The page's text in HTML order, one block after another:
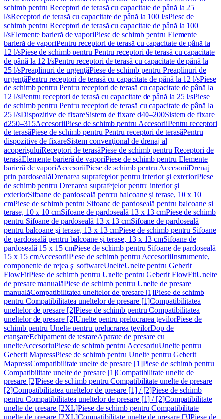
schimb pentru Receptori de terasă cu capacitate de până la 25
l/sReceptori de terasă cu capacitate de până la 100 l/sPiese de
schimb pentru Receptori de terasă cu capacitate de până la 100
l/sElemente barieră de vaporiPiese de schimb pentru Elemente
barieră de vaporiPentru receptori de terasă cu capacitate de până la
12 l/sPiese de schimb pentru Pentru receptori de terasă cu capacitate
de până la 12 l/sPentru receptori de terasă cu capacitate de până la
25 l/sPreaplinuri de urgenţăPiese de schimb pentru Preaplinuri de
urgenţăPentru receptori de terasă cu capacitate de până la 12 l/sPiese
de schimb pentru Pentru receptori de terasă cu capacitate de până la
12 l/sPentru receptori de terasă cu capacitate de până la 25 l/sPiese
de schimb pentru Pentru receptori de terasă cu capacitate de până la
25 l/sDispozitive de fixareSistem de fixare d40–200Sistem de fixare
d250–315AccesoriiPiese de schimb pentru AccesoriiPentru receptori
de terasăPiese de schimb pentru Pentru receptori de terasăPentru
dispozitive de fixareSistem convenţional de drenaj al
acoperişuluiReceptori de terasăPiese de schimb pentru Receptori de
terasăElemente barieră de vaporiPiese de schimb pentru Elemente
barieră de vaporiAccesoriiPiese de schimb pentru AccesoriiDrenaj
prin pardosealăDrenarea suprafeţelor pentru interior şi exteriorPiese
de schimb pentru Drenarea suprafeţelor pentru interior şi
exteriorSifoane de pardoseală pentru balcoane și terase, 10 x 10
cmPiese de schimb pentru Sifoane de pardoseală pentru balcoane și
terase, 10 x 10 cmSifoane de pardoseală 13 x 13 cmPiese de schimb
pentru Sifoane de pardoseală 13 x 13 cmSifoane de pardoseală
pentru balcoane şi terase, 13 x 13 cmPiese de schimb pentru Sifoane
de pardoseală pentru balcoane şi terase, 13 x 13 cmSifoane de
pardoseală 15 x 15 cmPiese de schimb pentru Sifoane de pardoseală
15 x 15 cmAccesoriiPiese de schimb pentru AccesoriiInstrumente,
componente de reţea şi softwareUnelteUnelte pentru Geberit
FlowFitPiese de schimb pentru Unelte pentru Geberit FlowFitUnelte
de presare manualăPiese de schimb pentru Unelte de presare
manualăCompatibilitatea uneltelor de presare [1]Piese de schimb
pentru Compatibilitatea uneltelor de presare [1]Compatibilitatea
uneltelor de presare [2]Piese de schimb pentru Compatibilitatea
uneltelor de presare [2]Unelte pentru prelucrarea ţevilorPiese de
schimb pentru Unelte pentru prelucrarea ţevilorDop de
etanşareEchipament de testareAparate de presare cu
unelteAccesoriuPiese de schimb pentru AccesoriuUnelte pentru
Geberit MapressPiese de schimb pentru Unelte pentru Geberit
MapressCompatibilitate unelte de presare [1]Piese de schimb pentru
Compatibilitate unelte de presare [1]Compatibilitate unelte de
presare [2]Piese de schimb pentru Compatibilitate unelte de presare
[2]Compatibilitatea uneltelor de presare [1] / [2]Piese de schimb
pentru Compatibilitatea uneltelor de presare [1] / [2]Compatibilitate
unelte de presare [2XL]Piese de schimb pentru Compatibilitate
unelte de presare [2XL]Compatibilitate unelte de presare [3]Piese de